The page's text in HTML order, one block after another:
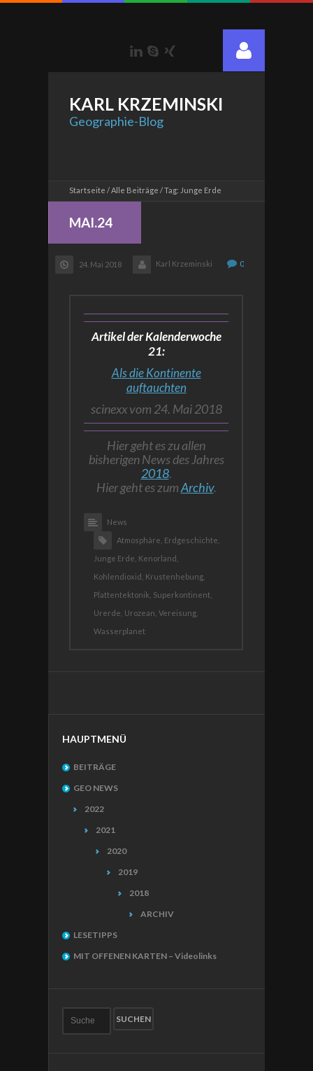
LinkedIn
Skype
KARL KRZEMINSKI
Geographie-Blog
Startseite Alle Beiträge Tag: Junge Erde
MAI.24
24. Mai 2018 0
Karl Krzeminski
Artikel der Kalenderwoche
21:
Als die Kontinente
auftauchten
scinexx vom 24. Mai 2018
Hier geht es zu allen
bisherigen News des Jahres
2018.
Hier geht es zumArchiv.
News
Atmosphäre, Erdgeschichte,
Junge Erde, Kenorland,
Kohlendioxid, Krustenhebung,
Plattentektonik, Superkontinent,
Urerde, Urozean, Vereisung,
Wasserplanet
HAUPTMENÜ
BEITRÄGE
GEO NEWS
2022
2021
2020
2019
2018
ARCHIV
LESETIPPS
MIT OFFENEN KARTEN – Videolinks